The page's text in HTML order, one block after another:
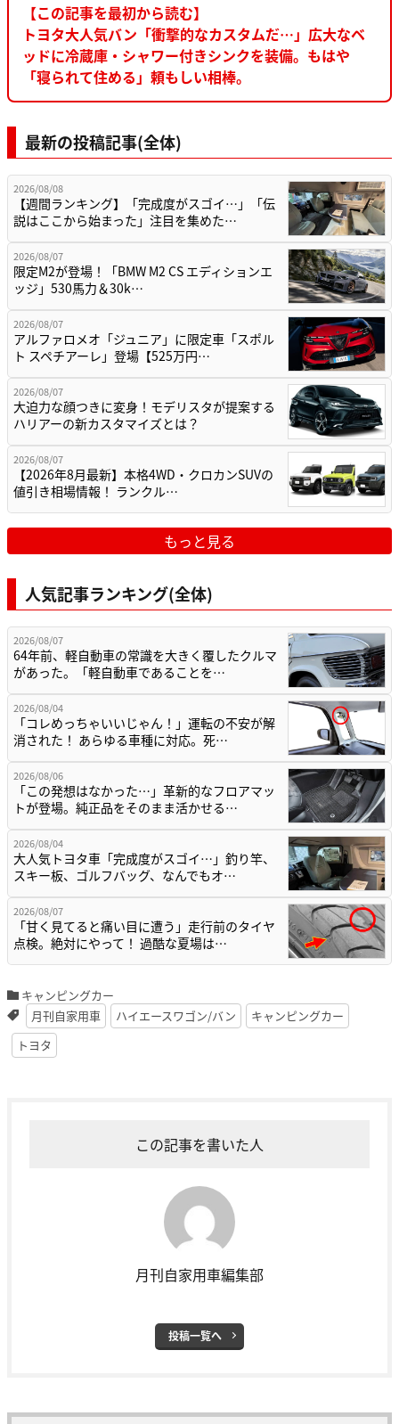
【この記事を最初から読む】
トヨタ大人気バン「衝撃的なカスタムだ…」広大なベ
ッドに冷蔵庫・シャワー付きシンクを装備。もはや
「寝られて住める」頼もしい相棒。
最新の投稿記事(全体)
2026/08/08
【週間ランキング】「完成度がスゴイ…」「伝
説はここから始まった」注目を集めた…
2026/08/07
限定M2が登場！「BMW M2 CS エディションエ
ッジ」530馬力＆30k…
2026/08/07
アルファロメオ「ジュニア」に限定車「スポル
ト スペチアーレ」登場【525万円…
2026/08/07
大迫力な顔つきに変身！モデリスタが提案する
ハリアーの新カスタマイズとは？
2026/08/07
【2026年8月最新】本格4WD・クロカンSUVの
値引き相場情報！ ランクル…
もっと見る
人気記事ランキング(全体)
2026/08/07
64年前、軽自動車の常識を大きく覆したクルマ
があった。「軽自動車であることを…
2026/08/04
「コレめっちゃいいじゃん！」運転の不安が解
消された！ あらゆる車種に対応。死…
2026/08/06
「この発想はなかった…」革新的なフロアマッ
トが登場。純正品をそのまま活かせる…
2026/08/04
大人気トヨタ車「完成度がスゴイ…」釣り竿、
スキー板、ゴルフバッグ、なんでもオ…
2026/08/07
「甘く見てると痛い目に遭う」走行前のタイヤ
点検。絶対にやって！ 過酷な夏場は…
キャンピングカー
月刊自家用車
ハイエースワゴン/バン
キャンピングカー
トヨタ
この記事を書いた人
月刊自家用車編集部
投稿一覧へ